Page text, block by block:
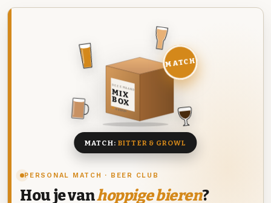
PERSONAL MATCH · BEER CLUB
Hou je vanhoppige bieren?
DEZE MAAND
MIX
BOX
8 BIEREN
MATCH
MATCH: BITTER & GROWL